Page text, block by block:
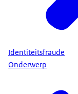
Identiteitsfraude
Onderwerp